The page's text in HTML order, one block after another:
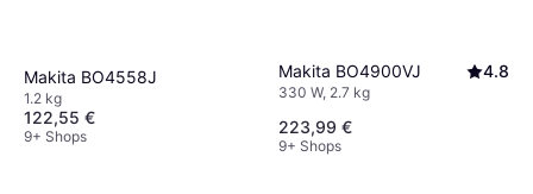
Makita BO4558J
1.2 kg
122,55 €
9+ Shops
Makita BO4900VJ 4.8
330 W, 2.7 kg
223,99 €
9+ Shops